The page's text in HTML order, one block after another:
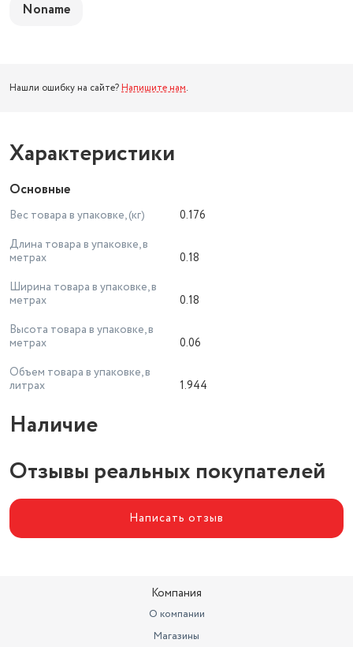
Noname
Нашли ошибку на сайте? Напишите нам.
Характеристики
Основные
Вес товара в упаковке, (кг)
0.176
Длина товара в упаковке, в
метрах
0.18
Ширина товара в упаковке, в
метрах
0.18
Высота товара в упаковке, в
метрах
0.06
Объем товара в упаковке, в
литрах
1.944
Наличие
Отзывы реальных покупателей
Написать отзыв
Компания
О компании
Магазины